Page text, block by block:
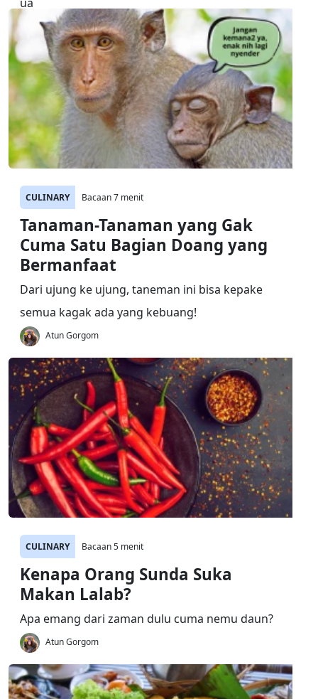
CULINARY Bacaan 7 menit
Tanaman-Tanaman yang Gak
Cuma Satu Bagian Doang yang
Bermanfaat
Dari ujung ke ujung, taneman ini bisa kepake
semua kagak ada yang kebuang!
Atun Gorgom
CULINARY Bacaan 5 menit
Kenapa Orang Sunda Suka
Makan Lalab?
Apa emang dari zaman dulu cuma nemu daun?
Atun Gorgom